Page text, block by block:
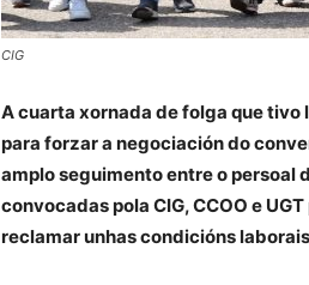
CIG
A cuarta xornada de folga que
para forzar a negociación do
amplo seguimento entre o persoal
convocadas pola CIG, CCOO e
reclamar unhas condicións